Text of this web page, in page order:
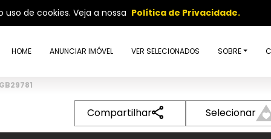
de cookies. Veja a nossa Política de Privacidade.
HOME ANUNCIAR IMÓVEL VER SELECIONADOS SOBRE
Compartilhar Selecionar